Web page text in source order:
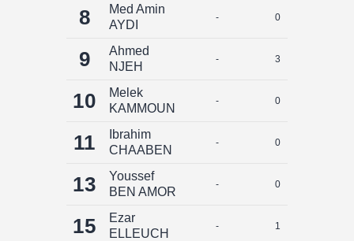
8
Med Amin
AYDI
- 0
9
Ahmed
NJEH
- 3
10
Melek
KAMMOUN
- 0
11
Ibrahim
CHAABEN
- 0
13
Youssef
BEN AMOR
- 0
15
Ezar
ELLEUCH
- 1